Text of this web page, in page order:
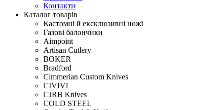
Контакти
Каталог товарів
Кастомні й ексклюзивні ножі
Газові балончики
Aimpoint
Artisan Cutlery
BOKER
Bradford
Cimmerian Custom Knives
CIVIVI
CJRB Knives
COLD STEEL